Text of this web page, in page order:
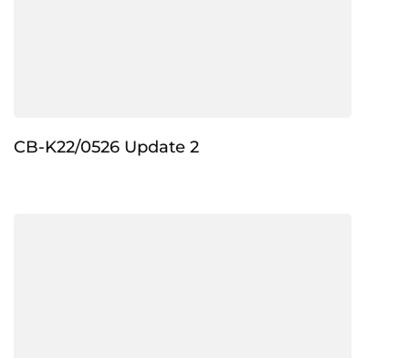
CB-K22/0526 Update 2